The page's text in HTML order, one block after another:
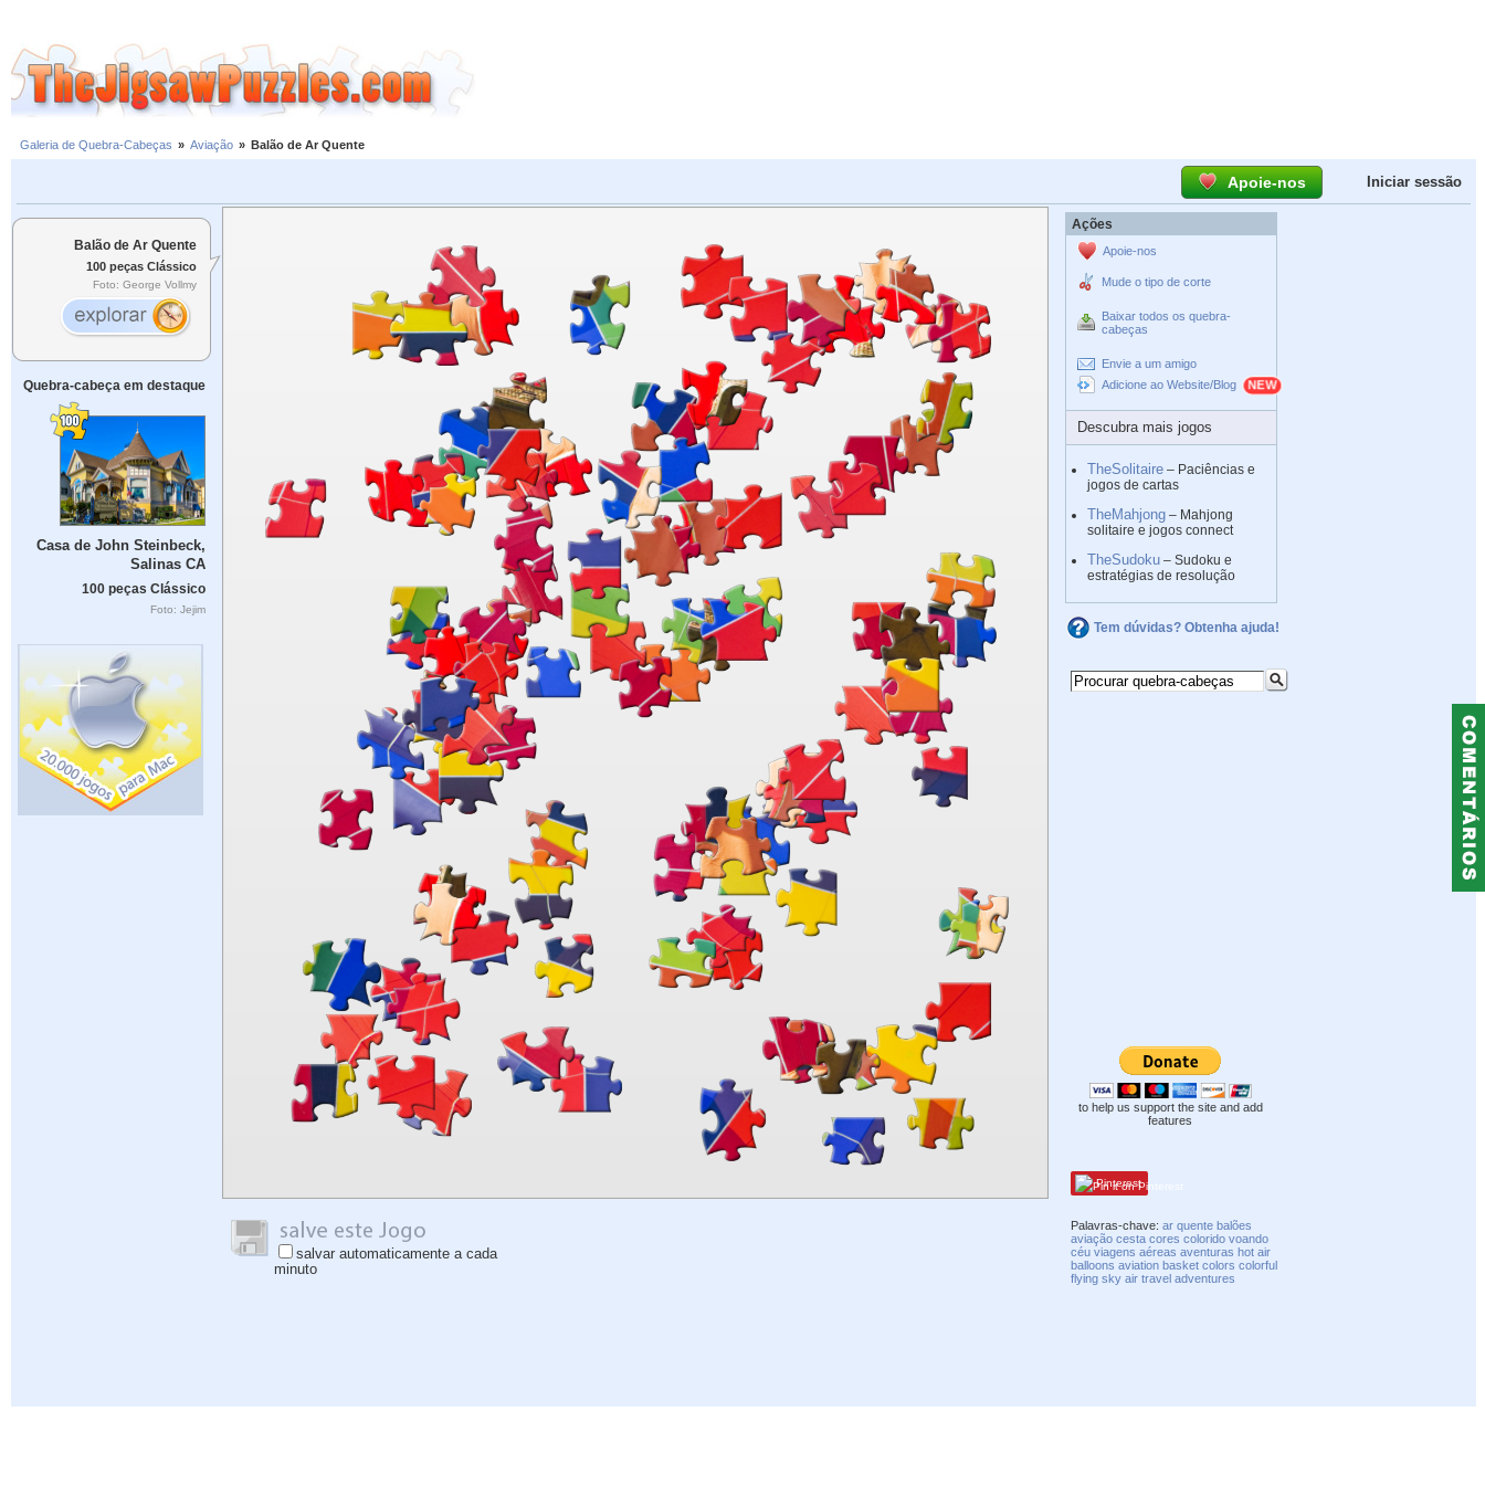
Galeria de Quebra-Cabeças » Aviação » Balão de Ar Quente
Apoie-nos Iniciar sessão
Balão de Ar Quente
100 peças Clássico
Foto: George Vollmy
Quebra-cabeça em destaque
Casa de John Steinbeck,
Salinas CA
100 peças Clássico
Foto: Jejim
salvar automaticamente a cada
minuto
Ações
Apoie-nos
Mude o tipo de corte
Baixar todos os quebra-
cabeças
Envie a um amigo
Adicione ao Website/Blog
Descubra mais jogos
TheSolitaire – Paciências e
jogos de cartas
TheMahjong – Mahjong
solitaire e jogos connect
TheSudoku – Sudoku e
estratégias de resolução
Tem dúvidas? Obtenha ajuda!
to help us support the site and add
features
Pinterest
Palavras-chave:ar quente balões
aviação cesta cores colorido voando
céu viagens aéreas aventuras hot air
balloons aviation basket colors colorful
flying sky air travel adventures